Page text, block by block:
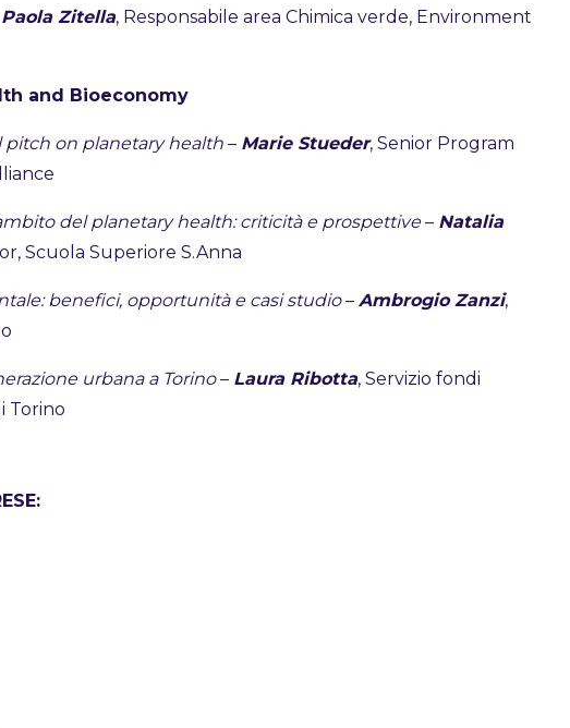
Paola Zitella, Responsabile area Chimica verde, Environment
and Bioeconomy
on planetary health– Marie Stueder, Senior Program
del planetary health: criticità e prospettive– Natalia
Scuola Superiore S.Anna
benefici, opportunità e casi studio– Ambrogio Zanzi,
urbana a Torino– Laura Ribotta, Servizio fondi
Torino